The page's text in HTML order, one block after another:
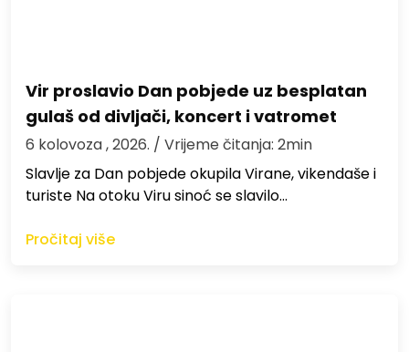
Vir proslavio Dan pobjede uz besplatan
gulaš od divljači, koncert i vatromet
6 kolovoza , 2026. / Vrijeme čitanja: 2min
Slavlje za Dan pobjede okupila Virane, vikendaše i
turiste Na otoku Viru sinoć se slavilo…
Pročitaj više